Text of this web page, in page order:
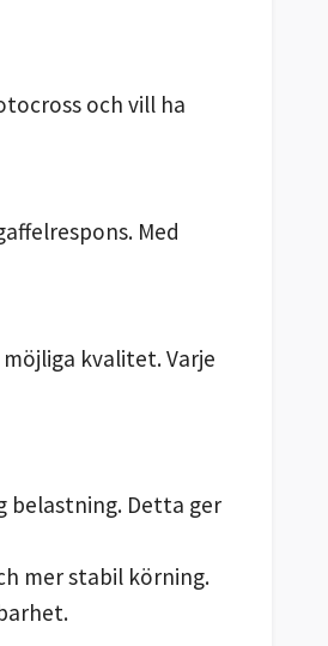
och vill ha
Med
kvalitet. Varje
belastning. Detta ger
mer stabil körning.